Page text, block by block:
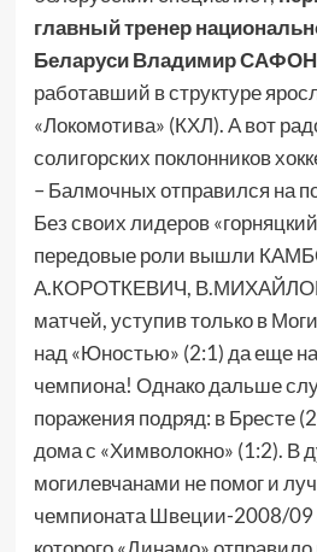
главный тренер
Беларуси Владимир
работавший в структуре
«Локомотива» (КХЛ). А вот
солигорских поклонников
– Балмочных отправился на
Без своих лидеров
передовые роли вышли
А.КОРОТКЕВИЧ,
матчей, уступив только в
над «Юностью» (2:1) да еще
чемпиона! Однако дальше
поражения подряд: в Бресте
дома с «Химволокно» (1:2). В
могилевчанами не помог и
чемпионата Швеции-2008/09